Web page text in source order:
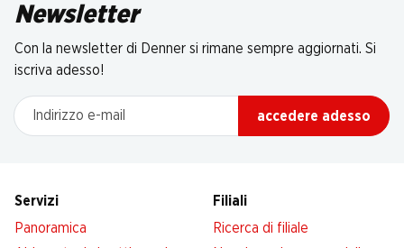
Newsletter
Con la newsletter di Denner si rimane sempre aggiornati. Si
iscriva adesso!
Indirizzo e-mail
accedere adesso
Servizi
Panoramica
Filiali
Ricerca di filiale